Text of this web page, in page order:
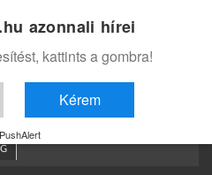
azonnali hírei
kattints a gombra!
Kérem